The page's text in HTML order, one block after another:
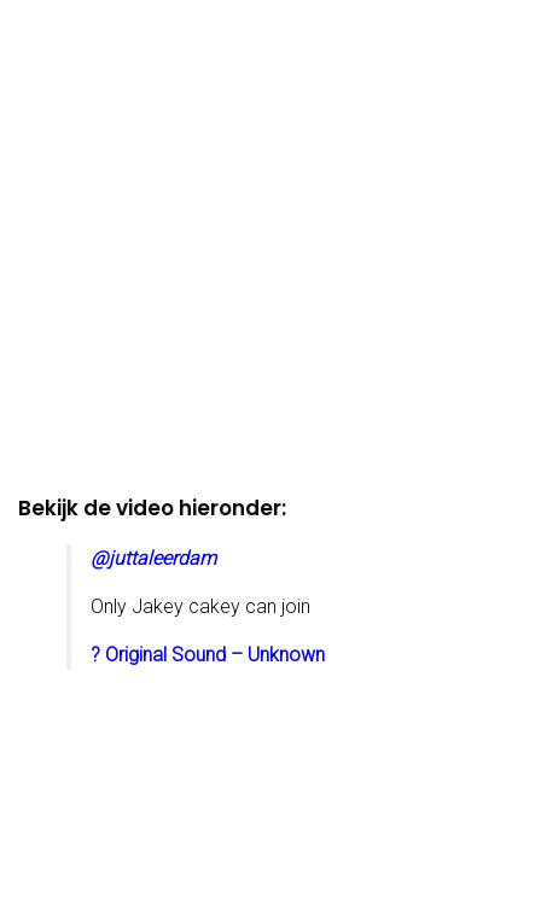
Bekijk de video hieronder:
@juttaleerdam
Only Jakey cakey can join
? Original Sound – Unknown